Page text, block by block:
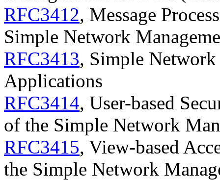
RFC3412, Message
Simple Network
RFC3413, Simple
Applications
RFC3414, User-based
of the Simple Network
RFC3415, View-based
the Simple Network